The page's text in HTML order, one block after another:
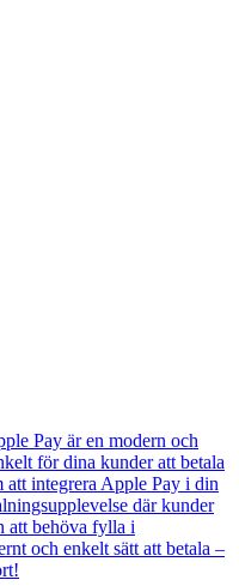
Pay är en modern och
för dina kunder att betala
att integrera Apple Pay i din
där kunder
att behöva fylla i
och enkelt sätt att betala –